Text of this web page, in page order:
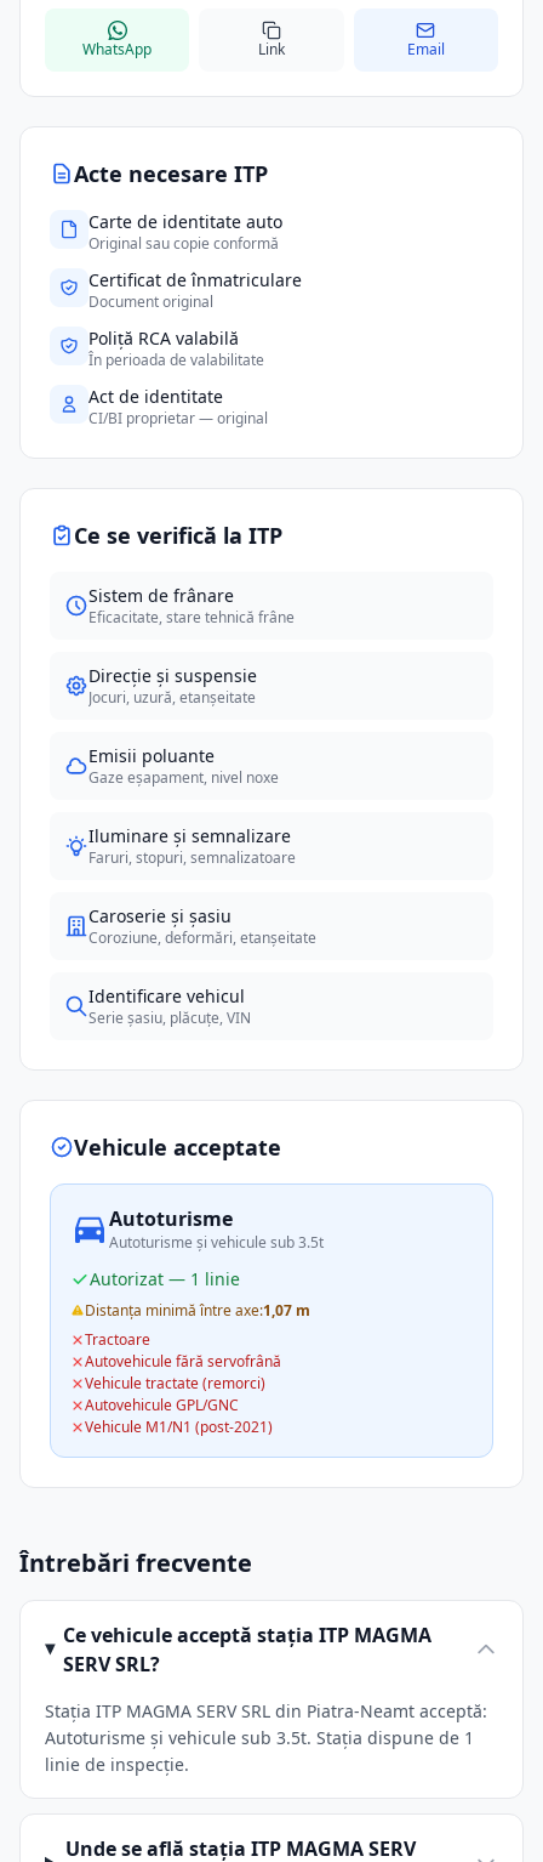
Acte necesare ITP
Carte de identitate auto
Original sau copie conformă
Certificat de înmatriculare
Document original
Poliță RCA valabilă
În perioada de valabilitate
Act de identitate
CI/BI proprietar — original
Ce se verifică la ITP
Sistem de frânare
Eficacitate, stare tehnică frâne
Direcție și suspensie
Jocuri, uzură, etanșeitate
Emisii poluante
Gaze eșapament, nivel noxe
Iluminare și semnalizare
Faruri, stopuri, semnalizatoare
Caroserie și șasiu
Coroziune, deformări, etanșeitate
Identificare vehicul
Serie șasiu, plăcuțe, VIN
Vehicule acceptate
Autoturisme
Autoturisme și vehicule sub 3.5t
Autorizat — 1 linie
Distanța minimă între axe:1,07 m
Tractoare
Autovehicule fără servofrână
Vehicule tractate (remorci)
Autovehicule GPL/GNC
Vehicule M1/N1 (post-2021)
WhatsApp Link Email
Întrebări frecvente
Ce vehicule acceptă stația ITP MAGMA
SERV SRL?
Stația ITP MAGMA SERV SRL din Piatra-Neamt acceptă:
Autoturisme și vehicule sub 3.5t. Stația dispune de 1
linie de inspecție.
Unde se află stația ITP MAGMA SERV